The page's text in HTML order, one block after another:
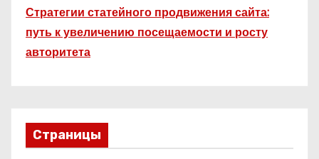
Стратегии статейного продвижения сайта:
путь к увеличению посещаемости и росту
авторитета
Страницы